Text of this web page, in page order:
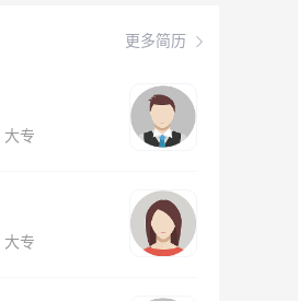
更多简历
大专
大专